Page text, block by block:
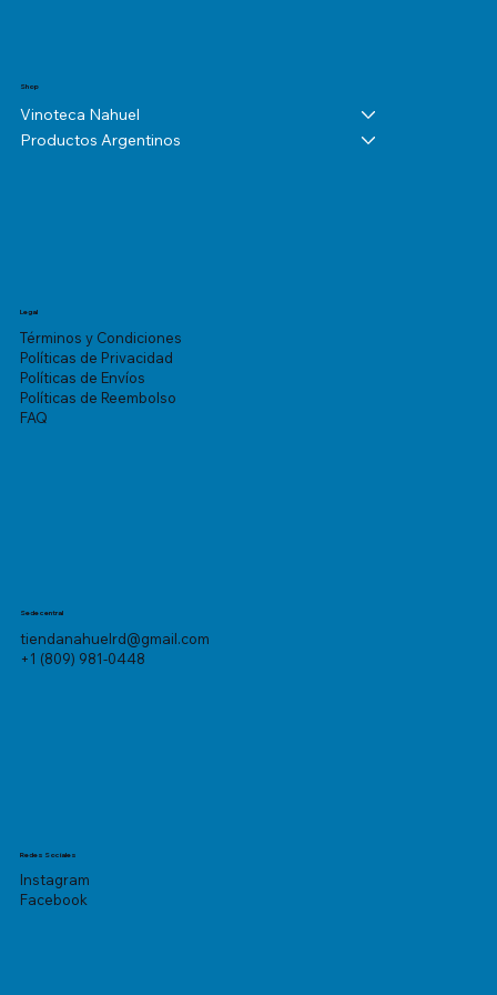
Shop
Vinoteca Nahuel
Productos Argentinos
Legal
Términos y Condiciones
Políticas de Privacidad
Políticas de Envíos
Políticas de Reembolso
FAQ
Sede central
tiendanahuelrd@gmail.com
+1 (809) 981-0448
Redes Sociales
Instagram
Facebook